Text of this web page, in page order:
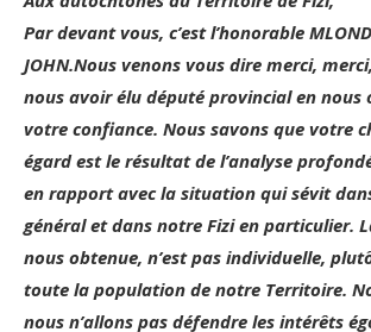
Par devant vous, c’est l’honorable
JOHN.Nous venons vous dire merci,
nous avoir élu député provincial en
votre confiance. Nous savons que votre
égard est le résultat de l’analyse
en rapport avec la situation qui sévit
général et dans notre Fizi en particulier.
nous obtenue, n’est pas individuelle,
toute la population de notre Territoire.
nous n’allons pas défendre les intérêts